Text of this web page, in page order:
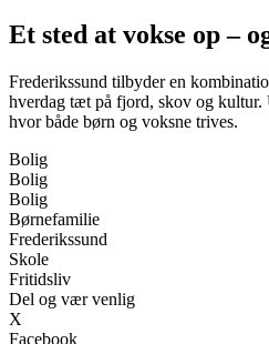
Et sted at vokse op –
Frederikssund tilbyder en
hverdag tæt på fjord, skov og kultur.
hvor både børn og voksne trives.
Bolig
Bolig
Bolig
Børnefamilie
Frederikssund
Skole
Fritidsliv
Del og vær venlig
X
Facebook